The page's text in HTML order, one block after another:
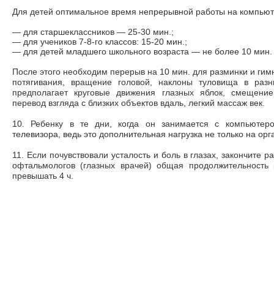
Для детей оптимальное время непрерывной работы на
— для старшеклассников — 25-30 мин.;
— для учеников 7-8-го классов: 15-20 мин.;
— для детей младшего школьного возраста — не более 10 мин.
После этого необходим перерыв на 10 мин. для разминки и
потягивания, вращение головой, наклоны туловища в
предполагает круговые движения глазных яблок,
перевод взгляда с близких объектов вдаль, легкий массаж век.
10. Ребенку в те дни, когда он занимается с
телевизора, ведь это дополнительная нагрузка не только на
11. Если почувствовали усталость и боль в глазах, закончите
офтальмологов (глазных врачей) общая
превышать 4 ч.